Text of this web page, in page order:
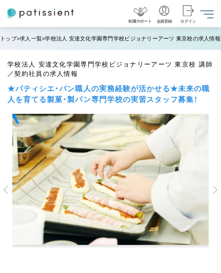
転職サポート 会員登録 ログイン
トップ 求人一覧 学校法人 安達文化学園専門学校ビジョナリーアーツ 東京校の求人情報
学校法人 安達文化学園専門学校ビジョナリーアーツ 東京校 講師
／契約社員の求人情報
★パティシエ・パン職人の実務経験が活かせる★未来の職
人を育てる製菓・製パン専門学校の実習スタッフ募集！